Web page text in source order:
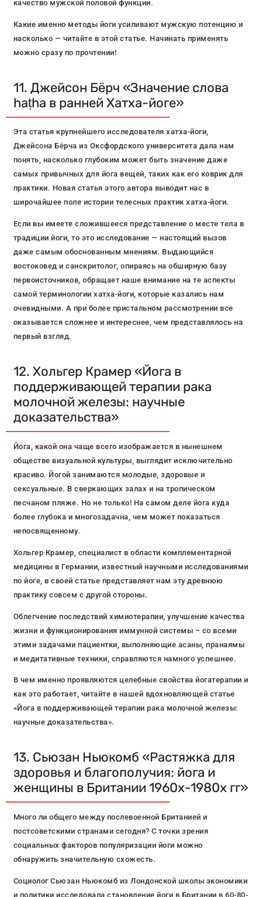
качество мужской половой функции.
Какие именно методы йоги усиливают мужскую потенцию и
насколько — читайте в этой статье. Начинать применять
можно сразу по прочтении!
11. Джейсон Бёрч «Значение слова
haṭha в ранней Хатха-йоге»
Эта статья крупнейшего исследователя хатха-йоги,
Джейсона Бёрча из Оксфордского университета дала нам
понять, насколько глубоким может быть значение даже
самых привычных для йога вещей, таких как его коврик для
практики. Новая статья этого автора выводит нас в
широчайшее поле истории телесных практик хатха-йоги.
Если вы имеете сложившееся представление о месте тела в
традиции йоги, то это исследование — настоящий вызов
даже самым обоснованным мнениям. Выдающийся
востоковед и санскритолог, опираясь на обширную базу
первоисточников, обращает наше внимание на те аспекты
самой терминологии хатха-йоги, которые казались нам
очевидными. А при более пристальном рассмотрении все
оказывается сложнее и интереснее, чем представлялось на
первый взгляд.
12. Хольгер Крамер «Йога в
поддерживающей терапии рака
молочной железы: научные
доказательства»
Йога, какой она чаще всего изображается в нынешнем
обществе визуальной культуры, выглядит исключительно
красиво. Йогой занимаются молодые, здоровые и
сексуальные. В сверкающих залах и на тропическом
песчаном пляже. Но не только! На самом деле йога куда
более глубока и многозадачна, чем может показаться
непосвященному.
Хольгер Крамер, специалист в области комплементарной
медицины в Германии, известный научными исследованиями
по йоге, в своей статье представляет нам эту древнюю
практику совсем с другой стороны.
Облегчение последствий химиотерапии, улучшение качества
жизни и функционирования иммунной системы – со всеми
этими задачами пациентки, выполняющие асаны, пранаямы
и медитативные техники, справляются намного успешнее.
В чем именно проявляются целебные свойства йогатерапии и
как это работает, читайте в нашей вдохновляющей статье
«Йога в поддерживающей терапии рака молочной железы:
научные доказательства».
13. Сьюзан Ньюкомб «Растяжка для
здоровья и благополучия: йога и
женщины в Британии 1960х-1980х гг»
Много ли общего между послевоенной Британией и
постсоветскими странами сегодня? С точки зрения
социальных факторов популяризации йоги можно
обнаружить значительную схожесть.
Социолог Сьюзан Ньюкомб из Лондонской школы экономики
и политики исследовала становление йоги в Британии в 60-80-